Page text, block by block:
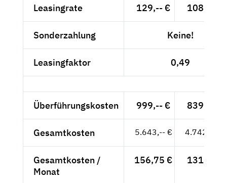
Leasingrate 129,-- € 108,40 €
Sonderzahlung Keine!
Leasingfaktor 0,49
Überführungskosten 999,-- € 839,50 €
Gesamtkosten 5.643,-- € 4.742,02 €
Gesamtkosten /
Monat
156,75 € 131,72 €